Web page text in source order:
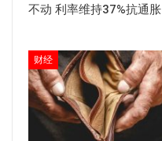
不动 利率维持37%抗通胀
财经